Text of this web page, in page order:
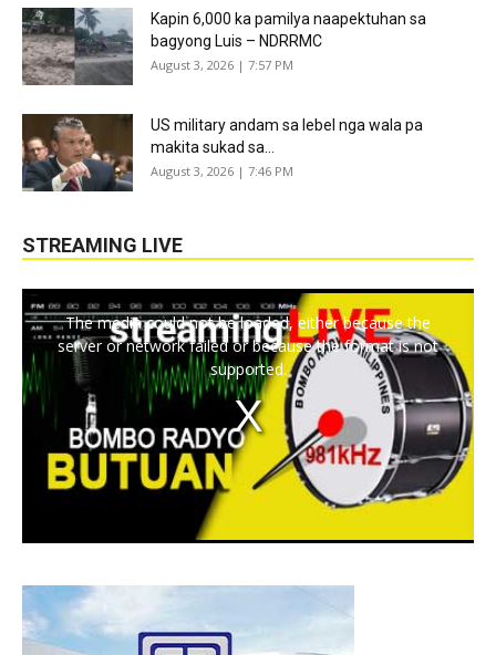
Kapin 6,000 ka pamilya naapektuhan sa
bagyong Luis – NDRRMC
August 3, 2026 | 7:57 PM
US military andam sa lebel nga wala pa
makita sukad sa...
August 3, 2026 | 7:46 PM
STREAMING LIVE
The media could not be loaded, either because the
server or network failed or because the format is not
supported.